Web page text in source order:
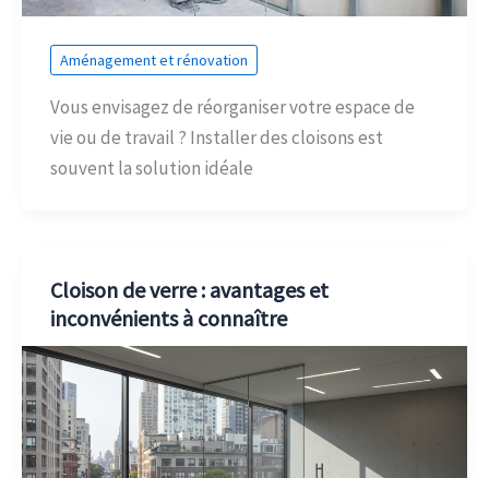
Aménagement et rénovation
Vous envisagez de réorganiser votre espace de
vie ou de travail ? Installer des cloisons est
souvent la solution idéale
Cloison de verre : avantages et
inconvénients à connaître